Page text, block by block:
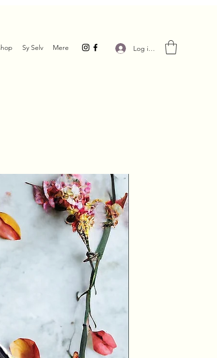
Sy Selv Mere Log ind